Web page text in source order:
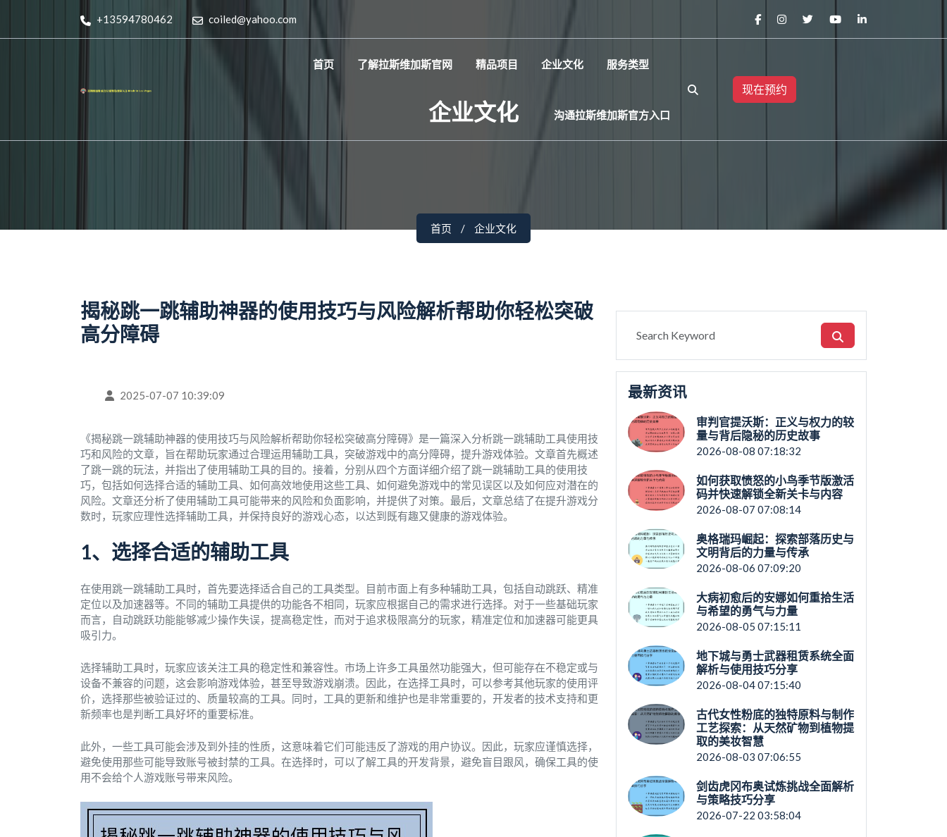
+13594780462 coiled@yahoo.com
首页 了解拉斯维加斯官网 精品项目 企业文化 服务类型
沟通拉斯维加斯官方入口
现在预约
企业文化
首页 企业文化
揭秘跳一跳辅助神器的使用技巧与风险解析帮助你轻松突破
高分障碍
2025-07-07 10:39:09
《揭秘跳一跳辅助神器的使用技巧与风险解析帮助你轻松突破高分障碍》是一篇深入分析跳一跳辅助工具使用技
巧和风险的文章，旨在帮助玩家通过合理运用辅助工具，突破游戏中的高分障碍，提升游戏体验。文章首先概述
了跳一跳的玩法，并指出了使用辅助工具的目的。接着，分别从四个方面详细介绍了跳一跳辅助工具的使用技
巧，包括如何选择合适的辅助工具、如何高效地使用这些工具、如何避免游戏中的常见误区以及如何应对潜在的
风险。文章还分析了使用辅助工具可能带来的风险和负面影响，并提供了对策。最后，文章总结了在提升游戏分
数时，玩家应理性选择辅助工具，并保持良好的游戏心态，以达到既有趣又健康的游戏体验。
1、选择合适的辅助工具
在使用跳一跳辅助工具时，首先要选择适合自己的工具类型。目前市面上有多种辅助工具，包括自动跳跃、精准
定位以及加速器等。不同的辅助工具提供的功能各不相同，玩家应根据自己的需求进行选择。对于一些基础玩家
而言，自动跳跃功能能够减少操作失误，提高稳定性，而对于追求极限高分的玩家，精准定位和加速器可能更具
吸引力。
选择辅助工具时，玩家应该关注工具的稳定性和兼容性。市场上许多工具虽然功能强大，但可能存在不稳定或与
设备不兼容的问题，这会影响游戏体验，甚至导致游戏崩溃。因此，在选择工具时，可以参考其他玩家的使用评
价，选择那些被验证过的、质量较高的工具。同时，工具的更新和维护也是非常重要的，开发者的技术支持和更
新频率也是判断工具好坏的重要标准。
此外，一些工具可能会涉及到外挂的性质，这意味着它们可能违反了游戏的用户协议。因此，玩家应谨慎选择，
避免使用那些可能导致账号被封禁的工具。在选择时，可以了解工具的开发背景，避免盲目跟风，确保工具的使
用不会给个人游戏账号带来风险。
最新资讯
审判官提沃斯：正义与权力的较
量与背后隐秘的历史故事
2026-08-08 07:18:32
如何获取愤怒的小鸟季节版激活
码并快速解锁全新关卡与内容
2026-08-07 07:08:14
奥格瑞玛崛起：探索部落历史与
文明背后的力量与传承
2026-08-06 07:09:20
大病初愈后的安娜如何重拾生活
与希望的勇气与力量
2026-08-05 07:15:11
地下城与勇士武器租赁系统全面
解析与使用技巧分享
2026-08-04 07:15:40
古代女性粉底的独特原料与制作
工艺探索：从天然矿物到植物提
取的美妆智慧
2026-08-03 07:06:55
剑齿虎冈布奥试炼挑战全面解析
与策略技巧分享
2026-07-22 03:58:04